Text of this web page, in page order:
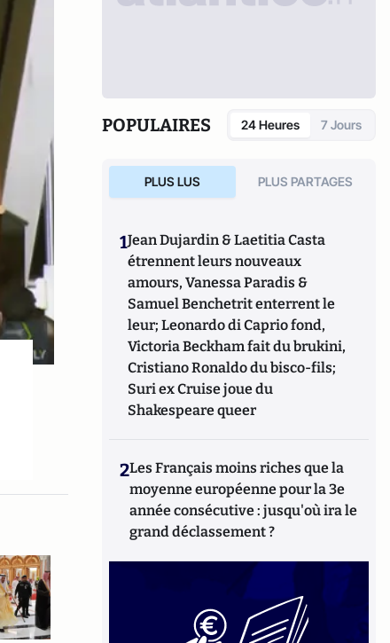
POPULAIRES 24 Heures 7 Jours
PLUS LUS PLUS PARTAGES
1Jean Dujardin & Laetitia Casta
étrennent leurs nouveaux
amours, Vanessa Paradis &
Samuel Benchetrit enterrent le
leur; Leonardo di Caprio fond,
Victoria Beckham fait du brukini,
Cristiano Ronaldo du bisco-fils;
Suri ex Cruise joue du
Shakespeare queer
2Les Français moins riches que la
moyenne européenne pour la 3e
année consécutive : jusqu'où ira le
grand déclassement ?